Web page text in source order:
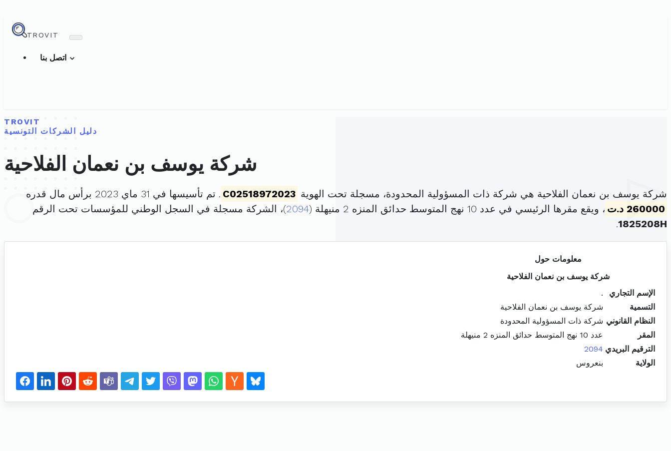
TROVIT
TROVIT
دليل الشركات التونسية
شركة يوسف بن نعمان الفلاحية
شركة يوسف بن نعمان الفلاحية هي شركة ذات المسؤولية المحدودة، مسجلة تحت الهوية C02518972023 . تم تأسيسها في 31 ماي 2023 برأس مال قدره
260000 د.ت
، ويقع مقرها الرئيسي في عدد 10 نهج المتوسط حدائق المنزه 2 منيهلة ( 2094)، الشركة مسجلة في السجل الوطني للمؤسسات تحت الرقم
1825208H
.
معلومات حول
شركة يوسف بن نعمان الفلاحية
الإسم التجاري
.
التسمية
شركة يوسف بن نعمان الفلاحية
النظام القانوني شركة ذات المسؤولية المحدودة
المقر
عدد 10 نهج المتوسط حدائق المنزه 2 منيهلة
الترقيم البريدي 2094
الولاية
بنعروس